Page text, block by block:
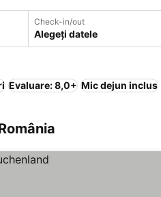
Check-in/out
Alegeți datele
Evaluare: 8,0+ Mic dejun inclus